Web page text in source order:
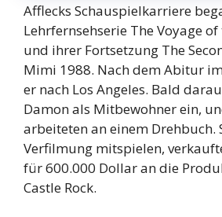
Afflecks Schauspielkarriere
Lehrfernsehserie The Voyage
und ihrer Fortsetzung The
Mimi 1988. Nach dem Abitur
er nach Los Angeles. Bald
Damon als Mitbewohner ein,
arbeiteten an einem Drehbuch.
Verfilmung mitspielen,
für 600.000 Dollar an die
Castle Rock.